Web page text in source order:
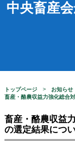
中央畜産
トップページ
お知らせ
畜産・酪農収益力強化総合
畜産・酪農収益
の選定結果につ